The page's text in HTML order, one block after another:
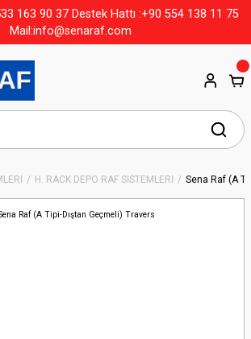
163 90 37Destek Hattı :+90 554 138 11 75
Mail:info@senaraf.com
H. RACK DEPO RAF SİSTEMLERİ Sena Raf (A